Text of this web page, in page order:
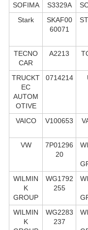
SOFIMA S3329A
Stark
SKAF00
60071
TECNO
CAR
A2213
TRUCKT
EC
AUTOM
OTIVE
0714214
VAICO V100653
VW
7P01296
20
WILMIN
K
GROUP
WG1792
255
WILMIN
K
WG2283
237